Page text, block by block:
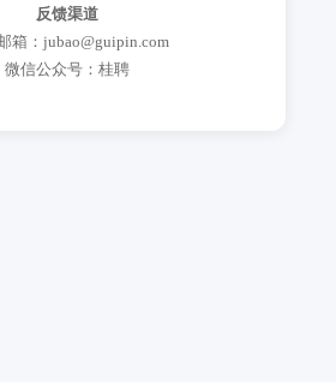
反馈渠道
箱：jubao@guipin.com
微信公众号：桂聘